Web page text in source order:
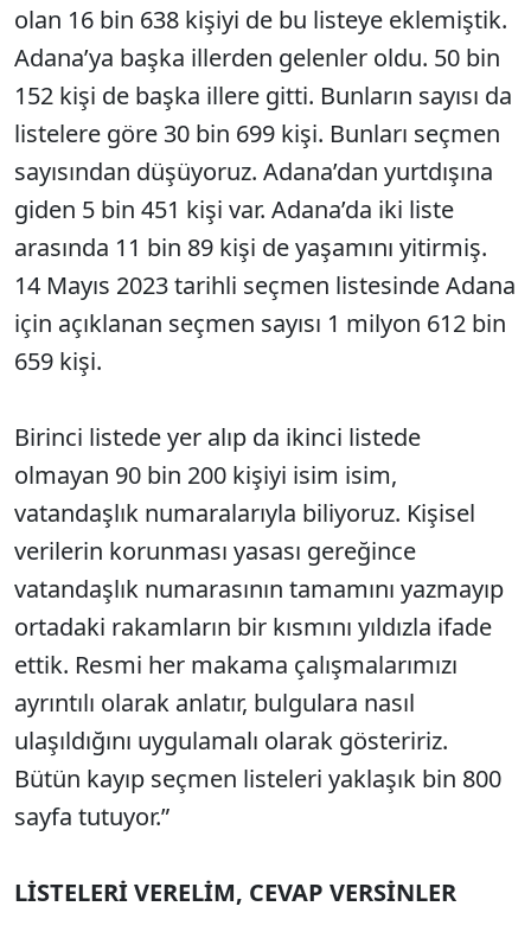
olan 16 bin 638 kişiyi de bu listeye eklemiştik.
Adana’ya başka illerden gelenler oldu. 50 bin
152 kişi de başka illere gitti. Bunların sayısı da
listelere göre 30 bin 699 kişi. Bunları seçmen
sayısından düşüyoruz. Adana’dan yurtdışına
giden 5 bin 451 kişi var. Adana’da iki liste
arasında 11 bin 89 kişi de yaşamını yitirmiş.
14 Mayıs 2023 tarihli seçmen listesinde Adana
için açıklanan seçmen sayısı 1 milyon 612 bin
659 kişi.
Birinci listede yer alıp da ikinci listede
olmayan 90 bin 200 kişiyi isim isim,
vatandaşlık numaralarıyla biliyoruz. Kişisel
verilerin korunması yasası gereğince
vatandaşlık numarasının tamamını yazmayıp
ortadaki rakamların bir kısmını yıldızla ifade
ettik. Resmi her makama çalışmalarımızı
ayrıntılı olarak anlatır, bulgulara nasıl
ulaşıldığını uygulamalı olarak gösteririz.
Bütün kayıp seçmen listeleri yaklaşık bin 800
sayfa tutuyor.”
LİSTELERİ VERELİM, CEVAP VERSİNLER